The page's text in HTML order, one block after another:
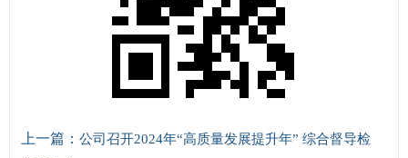
上一篇： 公司召开2024年“高质量发展提升年” 综合督导检